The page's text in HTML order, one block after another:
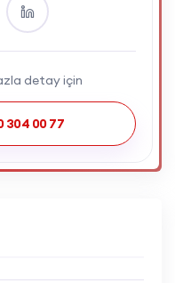
detay için
304 00 77